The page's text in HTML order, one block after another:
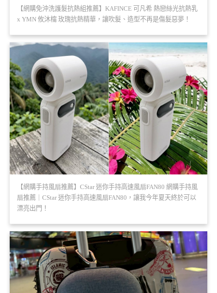
【網購免沖洗護髮抗熱組推薦】KAFINCE 可凡希 熱戀絲光抗熱乳
x YMN 攸沐橣 玫瑰抗熱精華，讓吹髮、造型不再是傷髮惡夢！
【網購手持風扇推薦】CStar 迷你手持高速風扇FAN80 網購手持風
扇推薦｜CStar 迷你手持高速風扇FAN80，讓我今年夏天終於可以
漂亮出門！